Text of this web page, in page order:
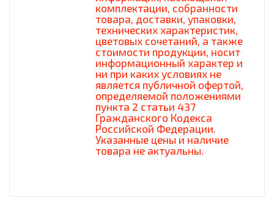
комплектации, собранности
товара, доставки, упаковки,
технических характеристик,
цветовых сочетаний, а также
стоимости продукции, носит
информационный характер и
ни при каких условиях не
является публичной офертой,
определяемой положениями
пункта 2 статьи 437
Гражданского Кодекса
Российской Федерации.
Указанные цены и наличие
товара не актуальны.